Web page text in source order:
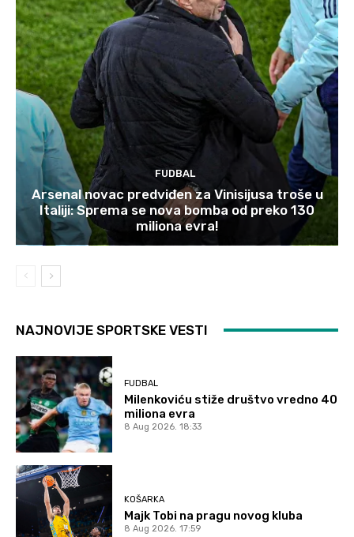
FUDBAL
Arsenal novac predviđen za Vinisijusa troše u
Italiji: Sprema se nova bomba od preko 130
miliona evra!
NAJNOVIJE SPORTSKE VESTI
FUDBAL
Milenkoviću stiže društvo vredno 40
miliona evra
8 Aug 2026. 18:33
KOŠARKA
Majk Tobi na pragu novog kluba
8 Aug 2026. 17:59